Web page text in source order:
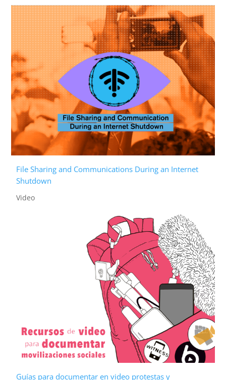
File Sharing and Communications During an Internet
Shutdown
Video
Guías para documentar en video protestas y